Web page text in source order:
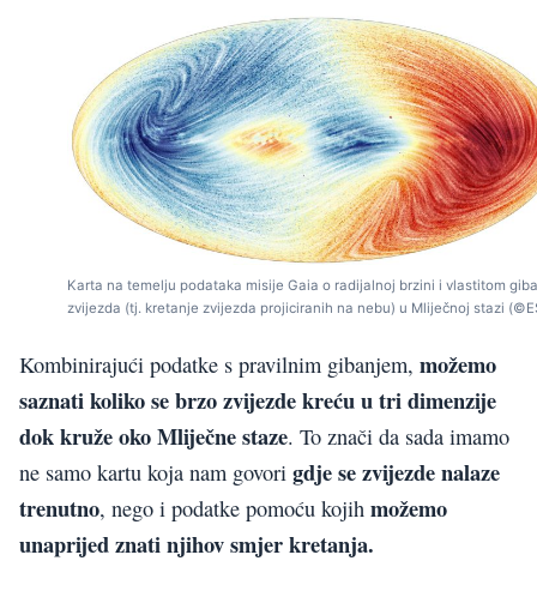
Karta na temelju podataka misije Gaia o radijalnoj brzini i vlastitom
zvijezda (tj. kretanje zvijezda projiciranih na nebu) u Mliječnoj stazi
Kombinirajući podatke s pravilnim gibanjem, možemo
saznati koliko se brzo zvijezde kreću u tri dimenzije
dok kruže oko Mliječne staze. To znači da sada imamo
ne samo kartu koja nam govori gdje se zvijezde nalaze
trenutno, nego i podatke pomoću kojih možemo
unaprijed znati njihov smjer kretanja.